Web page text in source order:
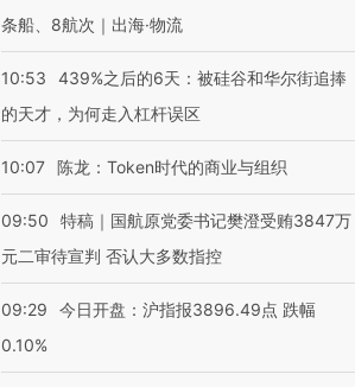
条船、8航次｜出海·物流
10:53
439%之后的6天：被硅谷和华尔街追捧
的天才，为何走入杠杆误区
10:07 陈龙：Token时代的商业与组织
09:50
特稿｜国航原党委书记樊澄受贿3847万
元二审待宣判 否认大多数指控
09:29
今日开盘：沪指报3896.49点 跌幅
0.10%